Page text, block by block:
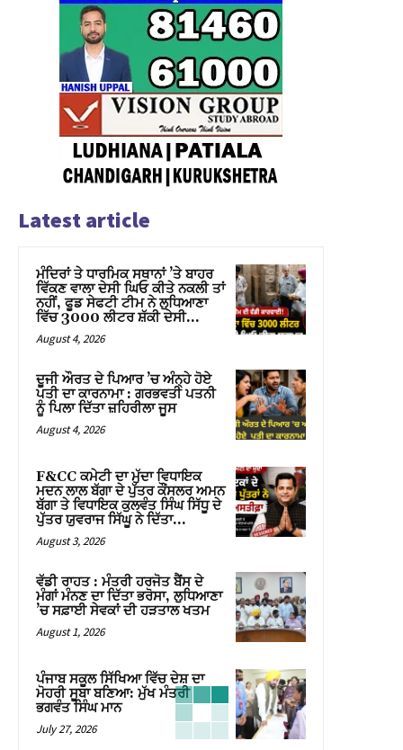
Latest article
ਮੰਦਿਰਾਂ ਤੇ ਧਾਰਮਿਕ ਸਥਾਨਾਂ ’ਤੇ ਬਾਹਰ
ਵਿੱਕਣ ਵਾਲਾ ਦੇਸੀ ਘਿਓ ਕੀਤੇ ਨਕਲੀ ਤਾਂ
ਨਹੀਂ, ਫੂਡ ਸੇਫਟੀ ਟੀਮ ਨੇ ਲੁਧਿਆਣਾ
ਵਿੱਚ 3000 ਲੀਟਰ ਸ਼ੱਕੀ ਦੇਸੀ...
August 4, 2026
ਦੂਜੀ ਔਰਤ ਦੇ ਪਿਆਰ ’ਚ ਅੰਨ੍ਹੇ ਹੋਏ
ਪਤੀ ਦਾ ਕਾਰਨਾਮਾ : ਗਰਭਵਤੀ ਪਤਨੀ
ਨੂੰ ਪਿਲਾ ਦਿੱਤਾ ਜ਼ਹਿਰੀਲਾ ਜੂਸ
August 4, 2026
F&CC ਕਮੇਟੀ ਦਾ ਮੁੱਦਾ ਵਿਧਾਇਕ
ਮਦਨ ਲਾਲ ਬੱਗਾ ਦੇ ਪੁੱਤਰ ਕੌਂਸਲਰ ਅਮਨ
ਬੱਗਾ ਤੇ ਵਿਧਾਇਕ ਕੁਲਵੰਤ ਸਿੰਘ ਸਿੱਧੂ ਦੇ
ਪੁੱਤਰ ਯੁਵਰਾਜ ਸਿੱਘੂ ਨੇ ਦਿੱਤਾ...
August 3, 2026
ਵੱਡੀ ਰਾਹਤ : ਮੰਤਰੀ ਹਰਜੋਤ ਬੈਂਸ ਦੇ
ਮੰਗਾਂ ਮੰਨਣ ਦਾ ਦਿੱਤਾ ਭਰੋਸਾ, ਲੁਧਿਆਣਾ
’ਚ ਸਫ਼ਾਈ ਸੇਵਕਾਂ ਦੀ ਹੜਤਾਲ ਖਤਮ
August 1, 2026
ਪੰਜਾਬ ਸਕੂਲ ਸਿੱਖਿਆ ਵਿੱਚ ਦੇਸ਼ ਦਾ
ਮੋਹਰੀ ਸੂਬਾ ਬਣਿਆ: ਮੁੱਖ ਮੰਤਰੀ
ਭਗਵੰਤ ਸਿੰਘ ਮਾਨ
July 27, 2026